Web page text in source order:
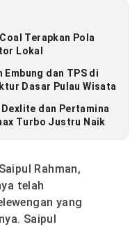
Terapkan Pola
Lokal
Embung dan TPS di
Dasar Pulau Wisata
dan Pertamina
Turbo Justru Naik
Rahman,
telah
yang
Saipul